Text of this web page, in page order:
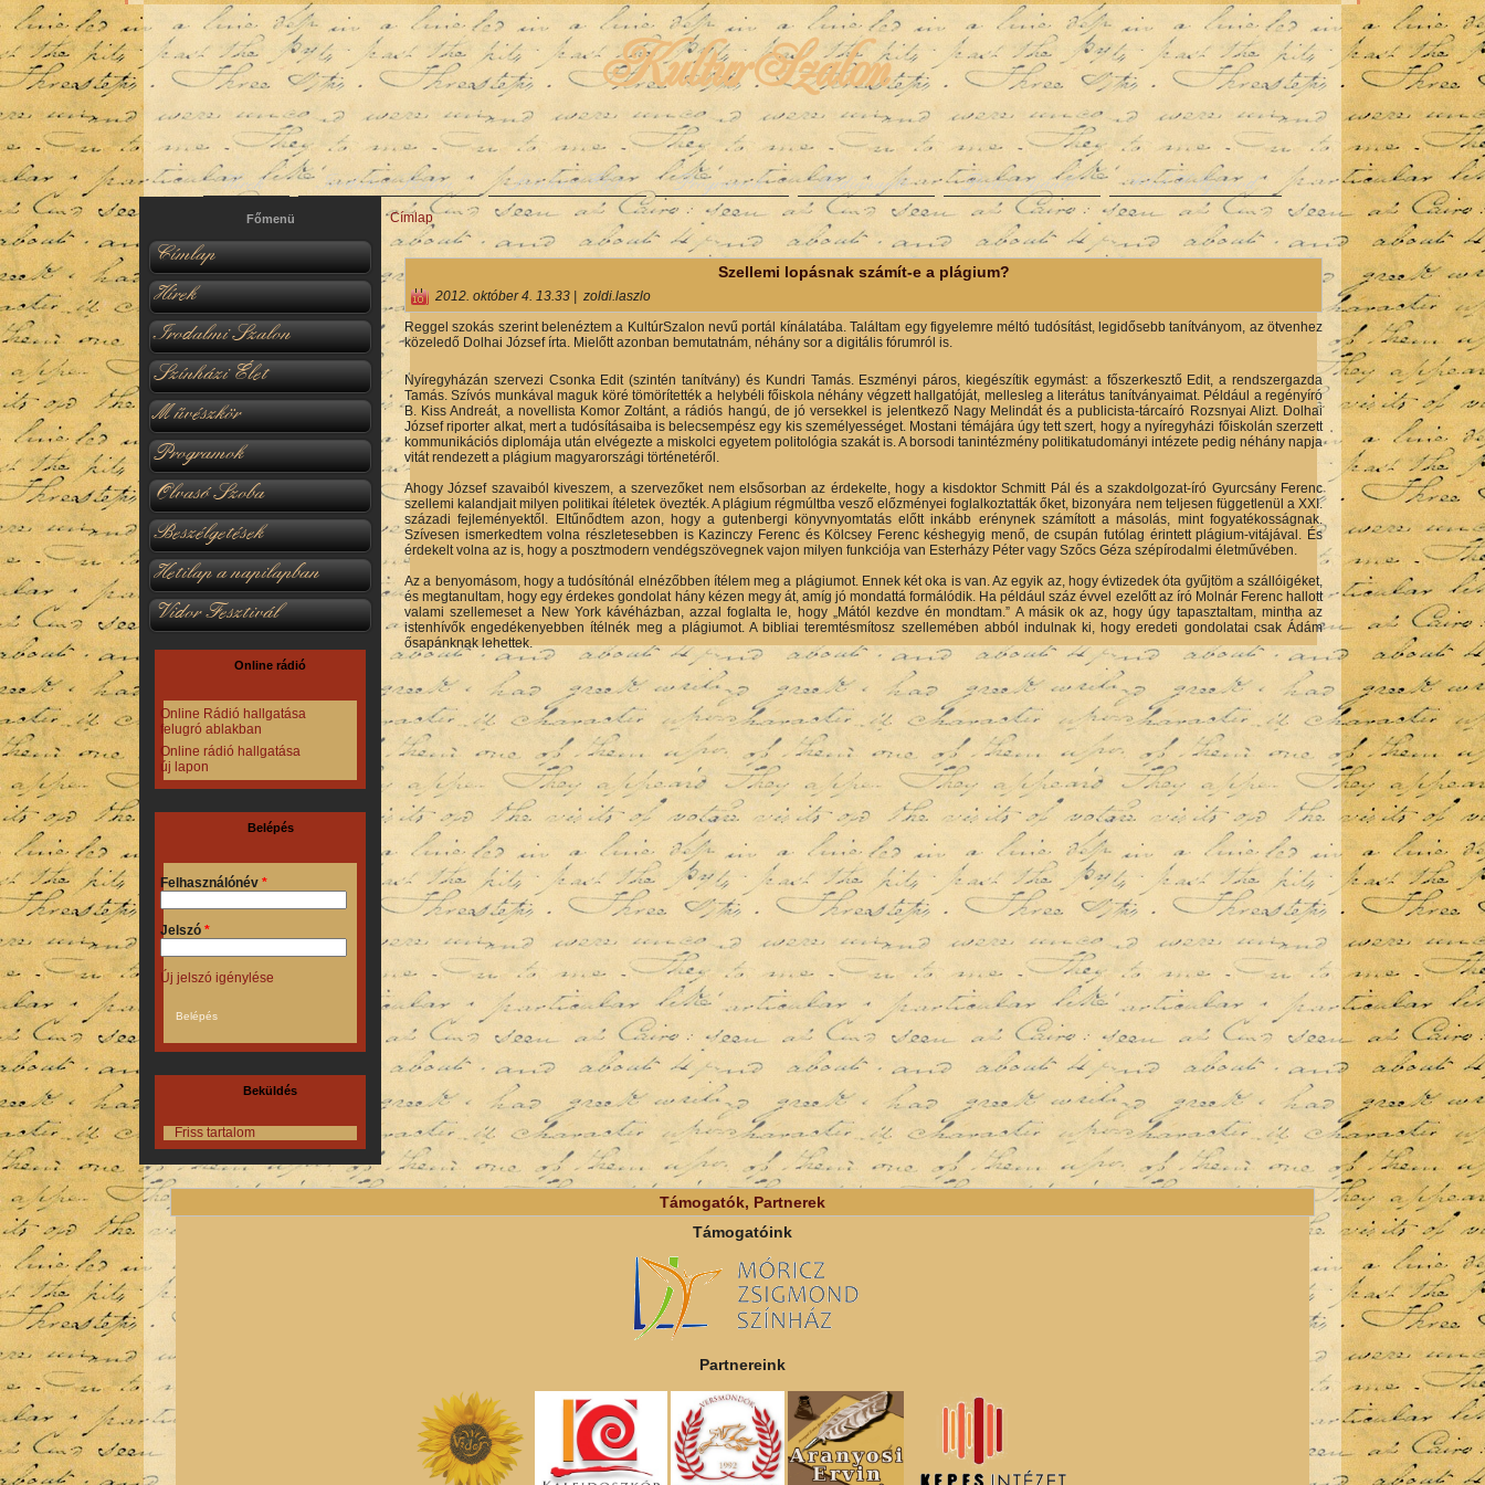
KulturSzalon
Hírek Irodalmi Szalon Színházi Élet Programok Médianapló Perme Ajánló Club Hollywood
Főmenü
Címlap
Hírek
Irodalmi Szalon
Színházi Élet
Művészkör
Programok
Olvasó Szoba
Beszélgetések
Hetilap a napilapban
Vidor Fesztivál
Online rádió
Online Rádió hallgatása
felugró ablakban
Online rádió hallgatása
új lapon
Belépés
Felhasználónév *
Jelszó *
Új jelszó igénylése
Beküldés
Friss tartalom
Jelenlegi hely
Címlap
Szellemi lopásnak számít-e a plágium?
2012. október 4. 13.33
zoldi.laszlo
Reggel szokás szerint belenéztem a KultúrSzalon nevű portál kínálatába. Találtam egy figyelemre méltó tudósítást, legidősebb tanítványom, az ötvenhez
közeledő Dolhai József írta. Mielőtt azonban bemutatnám, néhány sor a digitális fórumról is.
Nyíregyházán szervezi Csonka Edit (szintén tanítvány) és Kundri Tamás. Eszményi páros, kiegészítik egymást: a főszerkesztő Edit, a rendszergazda
Tamás. Szívós munkával maguk köré tömörítették a helybéli főiskola néhány végzett hallgatóját, mellesleg a literátus tanítványaimat. Például a regényíró
B. Kiss Andreát, a novellista Komor Zoltánt, a rádiós hangú, de jó versekkel is jelentkező Nagy Melindát és a publicista-tárcaíró Rozsnyai Alizt. Dolhai
József riporter alkat, mert a tudósításaiba is belecsempész egy kis személyességet. Mostani témájára úgy tett szert, hogy a nyíregyházi főiskolán szerzett
kommunikációs diplomája után elvégezte a miskolci egyetem politológia szakát is. A borsodi tanintézmény politikatudományi intézete pedig néhány napja
vitát rendezett a plágium magyarországi történetéről.
Ahogy József szavaiból kiveszem, a szervezőket nem elsősorban az érdekelte, hogy a kisdoktor Schmitt Pál és a szakdolgozat-író Gyurcsány Ferenc
szellemi kalandjait milyen politikai ítéletek övezték. A plágium régmúltba vesző előzményei foglalkoztatták őket, bizonyára nem teljesen függetlenül a XXI.
századi fejleményektől. Eltűnődtem azon, hogy a gutenbergi könyvnyomtatás előtt inkább erénynek számított a másolás, mint fogyatékosságnak.
Szívesen ismerkedtem volna részletesebben is Kazinczy Ferenc és Kölcsey Ferenc késhegyig menő, de csupán futólag érintett plágium-vitájával. És
érdekelt volna az is, hogy a posztmodern vendégszövegnek vajon milyen funkciója van Esterházy Péter vagy Szőcs Géza szépírodalmi életművében.
Az a benyomásom, hogy a tudósítónál elnézőbben ítélem meg a plágiumot. Ennek két oka is van. Az egyik az, hogy évtizedek óta gyűjtöm a szállóigéket,
és megtanultam, hogy egy érdekes gondolat hány kézen megy át, amíg jó mondattá formálódik. Ha például száz évvel ezelőtt az író Molnár Ferenc hallott
valami szellemeset a New York kávéházban, azzal foglalta le, hogy „Mától kezdve én mondtam.” A másik ok az, hogy úgy tapasztaltam, mintha az
istenhívők engedékenyebben ítélnék meg a plágiumot. A bibliai teremtésmítosz szellemében abból indulnak ki, hogy eredeti gondolatai csak Ádám
ősapánknak lehettek.
Támogatók, Partnerek
Támogatóink
Partnereink